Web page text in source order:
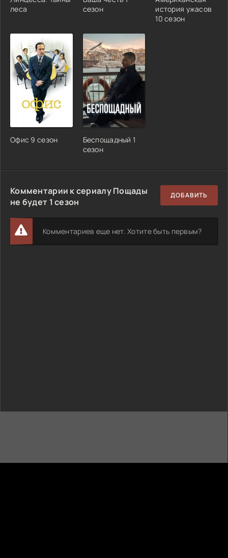
леса
сезон
история ужасов
10 сезон
Офис 9 сезон
Беспощадный 1
сезон
Комментарии к сериалу Пощады
не будет 1 сезон
ДОБАВИТЬ
Комментариев еще нет. Хотите быть первым?